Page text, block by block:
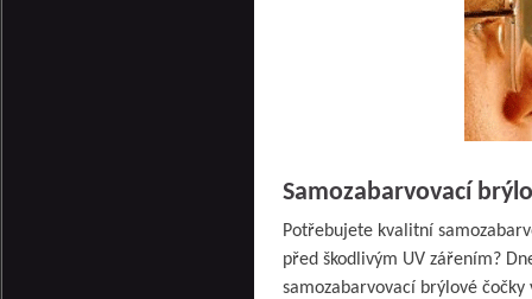
Samozabarvovací
Potřebujete kvalitní
před škodlivým UV zářením?
samozabarvovací brýlové